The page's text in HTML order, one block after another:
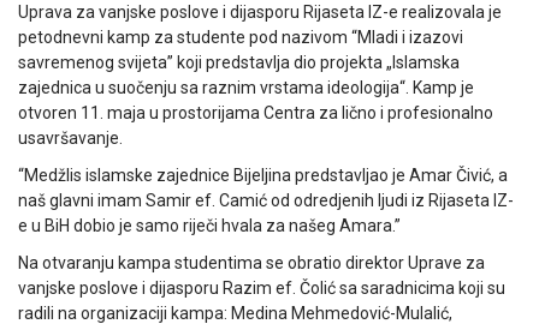
Uprava za vanjske poslove i dijasporu Rijaseta IZ-e realizovala je
petodnevni kamp za studente pod nazivom “Mladi i izazovi
savremenog svijeta” koji predstavlja dio projekta „Islamska
zajednica u suočenju sa raznim vrstama ideologija“. Kamp je
otvoren 11. maja u prostorijama Centra za lično i profesionalno
usavršavanje.
“Medžlis islamske zajednice Bijeljina predstavljao je Amar Čivić, a
naš glavni imam Samir ef. Camić od odredjenih ljudi iz Rijaseta IZ-
e u BiH dobio je samo riječi hvala za našeg Amara.”
Na otvaranju kampa studentima se obratio direktor Uprave za
vanjske poslove i dijasporu Razim ef. Čolić sa saradnicima koji su
radili na organizaciji kampa: Medina Mehmedović-Mulalić,